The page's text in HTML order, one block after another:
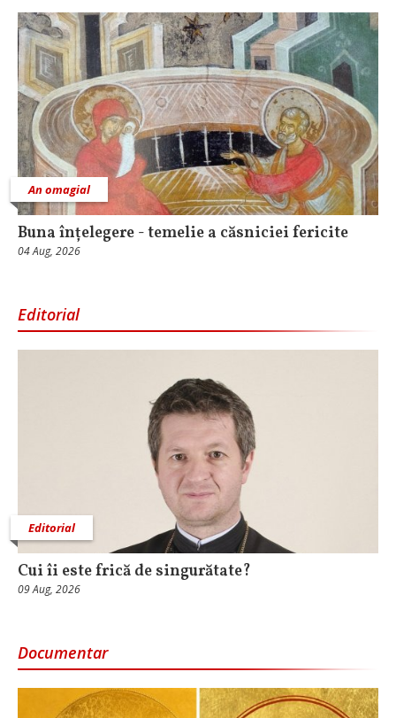
An omagial
Buna înțelegere - temelie a căsniciei fericite
04 Aug, 2026
Editorial
Editorial
Cui îi este frică de singurătate?
09 Aug, 2026
Documentar